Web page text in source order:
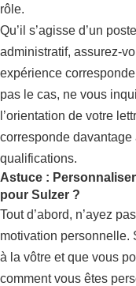
rôle.
Qu’il s’agisse d’un
administratif, assurez-
expérience
pas le cas, ne vous
l’orientation de votre
corresponde
qualifications.
Astuce :
pour Sulzer ?
Tout d’abord, n’ayez
motivation personnelle.
à la vôtre et que vous
comment vous êtes